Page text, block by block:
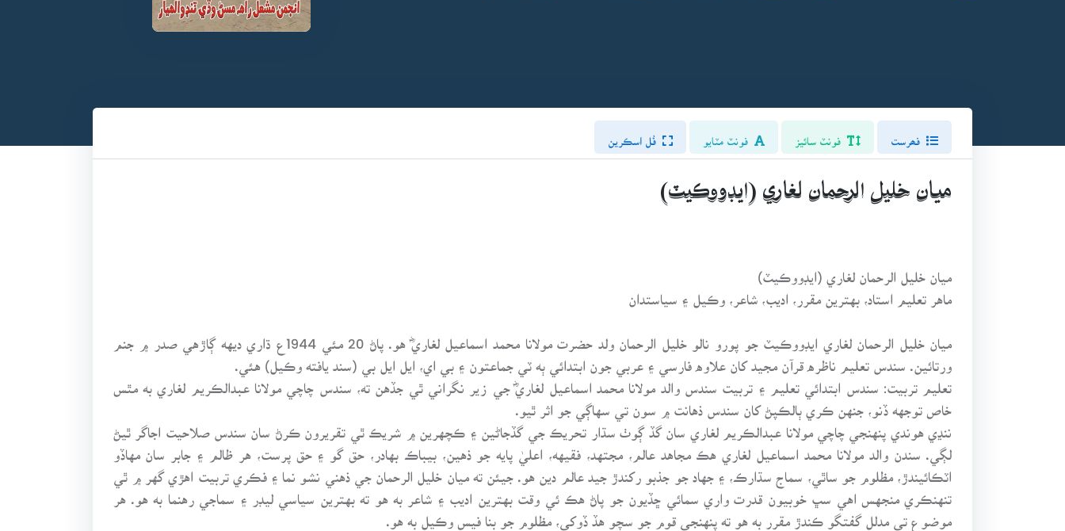
فونٽ سائيز فونٽ مٽايو فُل اسڪرين
ميان خليل الرحمان لغاري (ايڊووڪيٽ)
ميان خليل الرحمان لغاري (ايڊووڪيٽ)
ماهر تعليم استاد، بهترين مقرر، اديب، شاعر، وڪيل ۽ سياستدان
ميان خليل الرحمان لغاري ايڊووڪيٽ جو پورو نالو خليل الرحمان ولد حضرت مولانا محمد اسماعيل لغاريؓ هو. پاڻ 20 مئي 1944ع ڌاري ديهه ڳاڙهي صدر ۾ جنم
ورتائين. سندس تعليم ناظره قرآن مجيد کان علاوه فارسي ۽ عربي جون ابتدائي ٻه ٽي جماعتون ۽ بي اي، ايل ايل بي (سند يافته وڪيل) هئي.
تعليم تربيت: سندس ابتدائي تعليم ۽ تربيت سندس والد مولانا محمد اسماعيل لغاريؓ جي زير نگراني ٿي جڏهن ته، سندس چاچي مولانا عبدالڪريم لغاري به مٿس
خاص توجهه ڏنو، جنهن ڪري ٻالڪپڻ کان سندس ذهانت ۾ سون تي سهاڳي جو اثر ٿيو.
ننڍي هوندي پنهنجي چاچي مولانا عبدالڪريم لغاري سان گڏ ڳوٺ سڌار تحريڪ جي گڏجاڻين ۽ ڪچهرين ۾ شريڪ ٿي تقريرون ڪرڻ سان سندس صلاحيت اجاگر ٿيڻ
لڳي. سندن والد مولانا محمد اسماعيل لغاري هڪ مجاهد عالم، مجتهد، فقيهه، اعليٰ پايه جو ذهين، بيباڪ بهادر، حق گو ۽ حق پرست، هر ظالم ۽ جابر سان مهاڏو
اٽڪائيندڙ، مظلوم جو ساٿي، سماج سڌارڪ، ۽ جهاد جو جذبو رکندڙ جيد عالم دين هو. جيئن ته ميان خليل الرحمان جي ذهني نشو نما ۽ فڪري تربيت اهڙي گهر ۾ ٿي
تنهنڪري منجهس اهي سڀ خوبيون قدرت واري سمائي ڇڏيون جو پاڻ هڪ ئي وقت بهترين اديب ۽ شاعر به هو ته بهترين سياسي ليڊر ۽ سماجي رهنما به هو. هر
موضوع تي مدلل گفتگو ڪندڙ مقرر به هو ته پنهنجي قوم جو سچو هڏ ڏوکي، مظلوم جو بنا فيس وڪيل به هو.